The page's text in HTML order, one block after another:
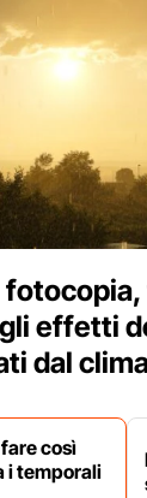
effetti
dal
così
i temporali